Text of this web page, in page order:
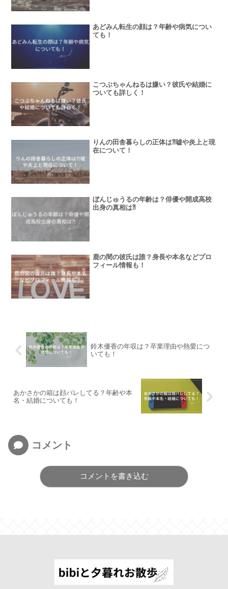
あどみん転生の顔は？年齢や病気につい
ても！
こつぶちゃんねるは嫌い？彼氏や結婚に
ついても詳しく！
りんの田舎暮らしの正体は⁈嘘や炎上と現
在について！
ぼんじゅうるの年齢は？俳優や開成高校
出身の真相は⁈
鹿の間の彼氏は誰？身長や本名などプロ
フィール情報も！
鈴木優香の年収は？卒業理由や熱愛につ
いても！
あかさかの箱は顔バレしてる？年齢や本
名・結婚についても！
コメント
コメントを書き込む